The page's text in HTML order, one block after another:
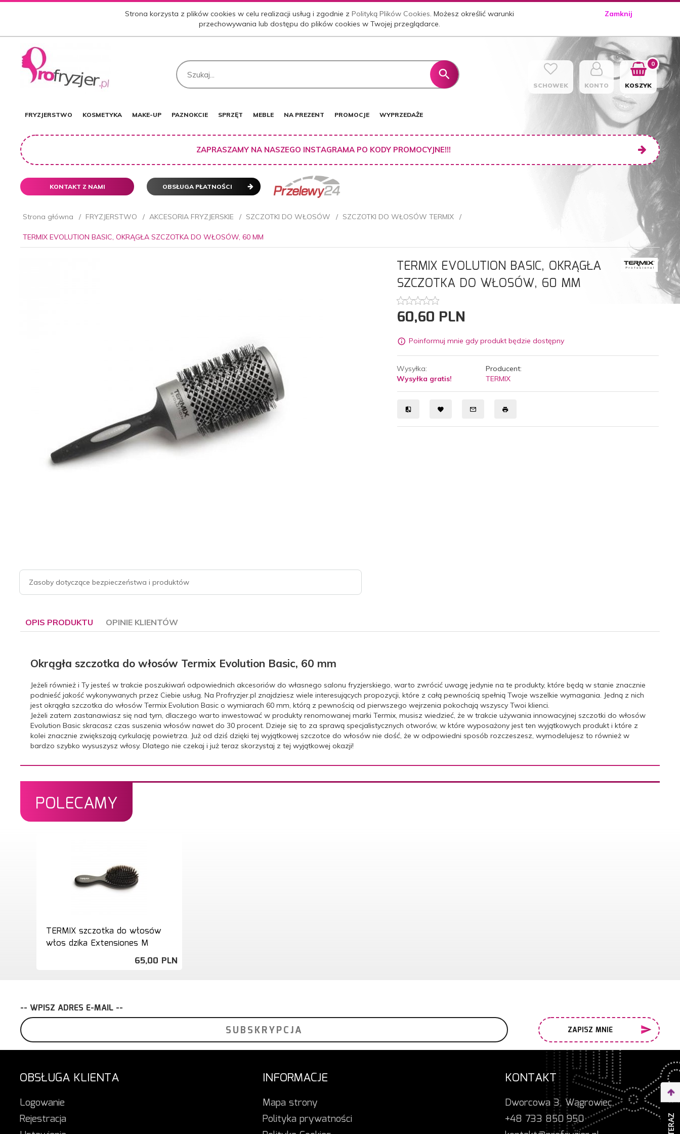
Strona korzysta z plików cookies w celu realizacji usług i zgodnie zPolityką Plików Cookies. Możesz określić warunki
przechowywania lub dostępu do plików cookies w Twojej przeglądarce.
Zamknij
SCHOWEK KONTO KOSZYK
0
FRYZJERSTWO KOSMETYKA MAKE-UP PAZNOKCIE SPRZĘT MEBLE NA PREZENT PROMOCJE WYPRZEDAŻE
ZAPRASZAMY NA NASZEGO INSTAGRAMA PO KODY PROMOCYJNE!!!
KONTAKT Z NAMI OBSŁUGA PŁATNOŚCI
Strona główna FRYZJERSTWO AKCESORIA FRYZJERSKIE SZCZOTKI DO WŁOSÓW SZCZOTKI DO WŁOSÓW TERMIX
TERMIX EVOLUTION BASIC, OKRĄGŁA SZCZOTKA DO WŁOSÓW, 60 MM
Zasoby dotyczące bezpieczeństwa i produktów
TERMIX EVOLUTION BASIC, OKRĄGŁA
SZCZOTKA DO WŁOSÓW, 60 MM
60,60 PLN
Poinformuj mnie gdy produkt będzie dostępny
Wysyłka:
Wysyłka gratis!
Producent:
TERMIX
OPIS PRODUKTU OPINIE KLIENTÓW
Okrągła szczotka do włosów Termix Evolution Basic, 60 mm
Jeżeli również i Ty jesteś w trakcie poszukiwań odpowiednich akcesoriów do własnego salonu fryzjerskiego, warto zwrócić uwagę jedynie na te produkty, które będą w stanie znacznie
podnieść jakość wykonywanych przez Ciebie usług. Na Profryzjer.pl znajdziesz wiele interesujących propozycji, które z całą pewnością spełnią Twoje wszelkie wymagania. Jedną z nich
jest okrągła szczotka do włosów Termix Evolution Basic o wymiarach 60 mm, którą z pewnością od pierwszego wejrzenia pokochają wszyscy Twoi klienci.
Jeżeli zatem zastanawiasz się nad tym, dlaczego warto inwestować w produkty renomowanej marki Termix, musisz wiedzieć, że w trakcie używania innowacyjnej szczotki do włosów
Evolution Basic skracasz czas suszenia włosów nawet do 30 procent. Dzieje się to za sprawą specjalistycznych otworów, w które wyposażony jest ten wyjątkowych produkt i które z
kolei znacznie zwiększają cyrkulację powietrza. Już od dziś dzięki tej wyjątkowej szczotce do włosów nie dość, że w odpowiedni sposób rozczeszesz, wymodelujesz to również w
bardzo szybko wysuszysz włosy. Dlatego nie czekaj i już teraz skorzystaj z tej wyjątkowej okazji!
POLECAMY
TERMIX szczotka do włosów
włos dzika Extensiones M
65,00 PLN
-- WPISZ ADRES E-MAIL --
ZAPISZ MNIE
OBSŁUGA KLIENTA
Logowanie
Rejestracja
INFORMACJE
Mapa strony
Polityka prywatności
KONTAKT
Dworcowa 3, Wągrowiec
+48 733 850 950